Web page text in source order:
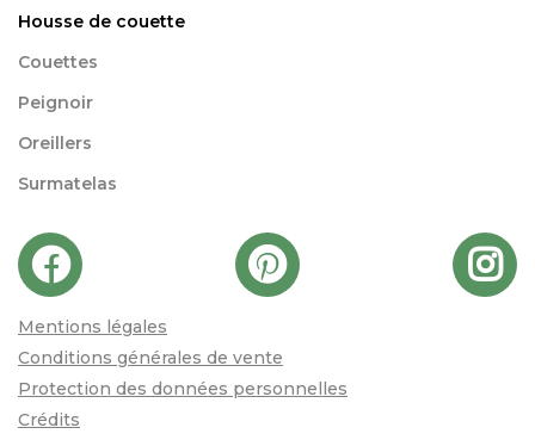
Housse de couette
Couettes
Peignoir
Oreillers
Surmatelas
Mentions légales
Conditions générales de vente
Protection des données personnelles
Crédits